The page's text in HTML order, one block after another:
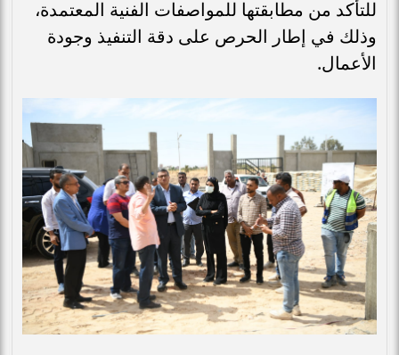
للتأكد من مطابقتها للمواصفات الفنية المعتمدة،
وذلك في إطار الحرص على دقة التنفيذ وجودة
الأعمال.